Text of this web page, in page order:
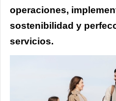
operaciones,
sostenibilidad y
servicios.